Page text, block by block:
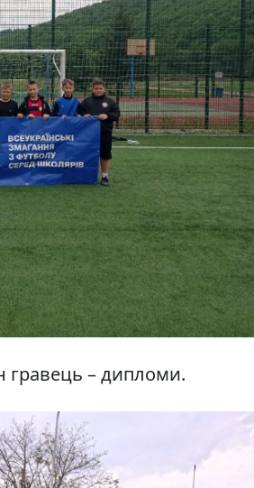
гравець – дипломи.